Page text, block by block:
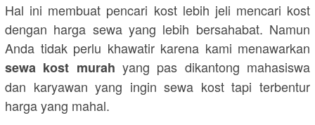
Hal ini membuat pencari kost lebih jeli mencari kost
dengan harga sewa yang lebih bersahabat. Namun
Anda tidak perlu khawatir karena kami menawarkan
sewa kost murah yang pas dikantong mahasiswa
dan karyawan yang ingin sewa kost tapi terbentur
harga yang mahal.